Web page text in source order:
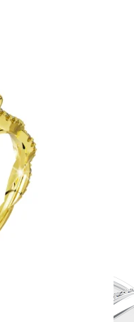
Beauty.